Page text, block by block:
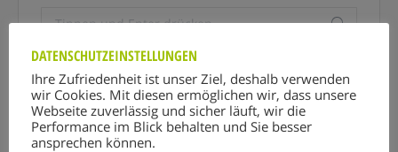
Search:
#HASHTAGS
e-Impfpass Errungenschaft Impfpass Impfregister
neuheit
Patientenkartei Schnittstelle
Stromabschaltung
DATENSCHUTZEINSTELLUNGEN
Ihre Zufriedenheit ist unser Ziel, deshalb verwenden
wir Cookies. Mit diesen ermöglichen wir, dass unsere
Webseite zuverlässig und sicher läuft, wir die
Performance im Blick behalten und Sie besser
ansprechen können.